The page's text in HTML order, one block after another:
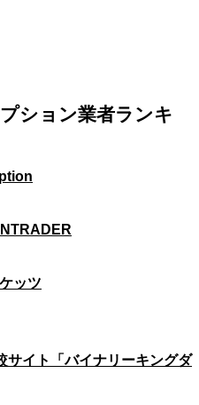
ション業者ランキ
ッツ
サイト「バイナリーキングダ